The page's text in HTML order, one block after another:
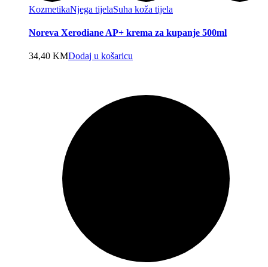
KozmetikaNjega tijelaSuha koža tijela
Noreva Xerodiane AP+ krema za kupanje 500ml
34,40 KMDodaj u košaricu